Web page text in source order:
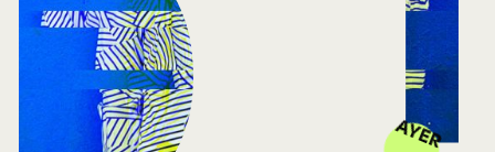
AYER